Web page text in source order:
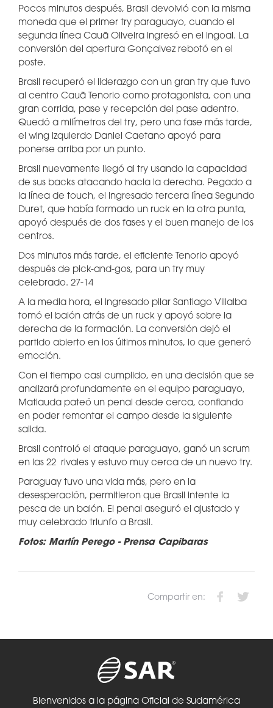
Pocos minutos después, Brasil devolvió con la misma
moneda que el primer try paraguayo, cuando el
segunda línea Cauã Oliveira ingresó en el ingoal. La
conversión del apertura Gonçalvez rebotó en el
poste.
Brasil recuperó el liderazgo con un gran try que tuvo
al centro Cauã Tenorio como protagonista, con una
gran corrida, pase y recepción del pase adentro.
Quedó a milímetros del try, pero una fase más tarde,
el wing izquierdo Daniel Caetano apoyó para
ponerse arriba por un punto.
Brasil nuevamente llegó al try usando la capacidad
de sus backs atacando hacia la derecha. Pegado a
la línea de touch, el ingresado tercera línea Segundo
Duret, que había formado un ruck en la otra punta,
apoyó después de dos fases y el buen manejo de los
centros.
Dos minutos más tarde, el eficiente Tenorio apoyó
después de pick-and-gos, para un try muy
celebrado. 27-14
A la media hora, el ingresado pilar Santiago Villalba
tomó el balón atrás de un ruck y apoyó sobre la
derecha de la formación. La conversión dejó el
partido abierto en los últimos minutos, lo que generó
emoción.
Con el tiempo casi cumplido, en una decisión que se
analizará profundamente en el equipo paraguayo,
Matiauda pateó un penal desde cerca, confiando
en poder remontar el campo desde la siguiente
salida.
Brasil controló el ataque paraguayo, ganó un scrum
en las 22 rivales y estuvo muy cerca de un nuevo try.
Paraguay tuvo una vida más, pero en la
desesperación, permitieron que Brasil intente la
pesca de un balón. El penal aseguró el ajustado y
muy celebrado triunfo a Brasil.
Fotos: Martín Perego - Prensa Capibaras
Compartir en:
Bienvenidos a la página Oficial de Sudamérica